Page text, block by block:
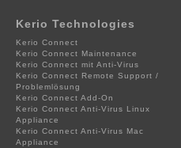
Kerio Technologies
Kerio Connect
Kerio Connect Maintenance
Kerio Connect mit Anti-Virus
Kerio Connect Remote Support /
Problemlösung
Kerio Connect Add-On
Kerio Connect Anti-Virus Linux
Appliance
Kerio Connect Anti-Virus Mac
Appliance